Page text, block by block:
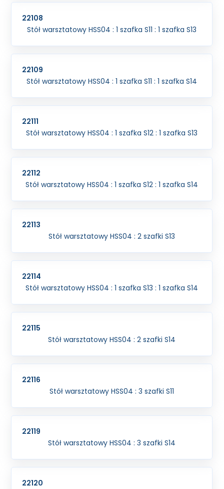
22108
Stół warsztatowy HSS04 : 1 szafka S11 : 1 szafka S13
22109
Stół warsztatowy HSS04 : 1 szafka S11 : 1 szafka S14
22111
Stół warsztatowy HSS04 : 1 szafka S12 : 1 szafka S13
22112
Stół warsztatowy HSS04 : 1 szafka S12 : 1 szafka S14
22113
Stół warsztatowy HSS04 : 2 szafki S13
22114
Stół warsztatowy HSS04 : 1 szafka S13 : 1 szafka S14
22115
Stół warsztatowy HSS04 : 2 szafki S14
22116
Stół warsztatowy HSS04 : 3 szafki S11
22119
Stół warsztatowy HSS04 : 3 szafki S14
22120